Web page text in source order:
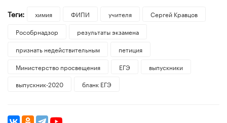
Теги:
химия ФИПИ учителя
Сергей Кравцов
Рособрнадзор
результаты экзамена
признать недействительным
петиция
Министерство просвещения
ЕГЭ
выпускники
выпускник-2020
бланк ЕГЭ